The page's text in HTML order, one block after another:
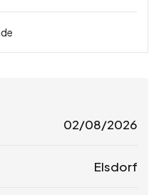
02/08/2026
Elsdorf